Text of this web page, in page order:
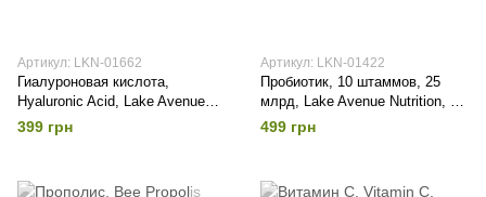
Артикул: LKN-01662
Гиалуроновая кислота,
Hyaluronic Acid, Lake Avenue
Nutrition, 100 мг, 60 капсул
399 грн
Артикул: LKN-01422
Пробиотик, 10 штаммов, 25
млрд, Lake Avenue Nutrition, 60
капсул
499 грн